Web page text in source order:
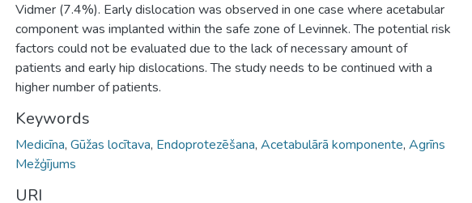
Vidmer (7.4%). Early dislocation was observed in one case where acetabular
component was implanted within the safe zone of Levinnek. The potential risk
factors could not be evaluated due to the lack of necessary amount of
patients and early hip dislocations. The study needs to be continued with a
higher number of patients.
Keywords
Medicīna, Gūžas locītava, Endoprotezēšana, Acetabulārā komponente, Agrīns
Mežģījums
URI